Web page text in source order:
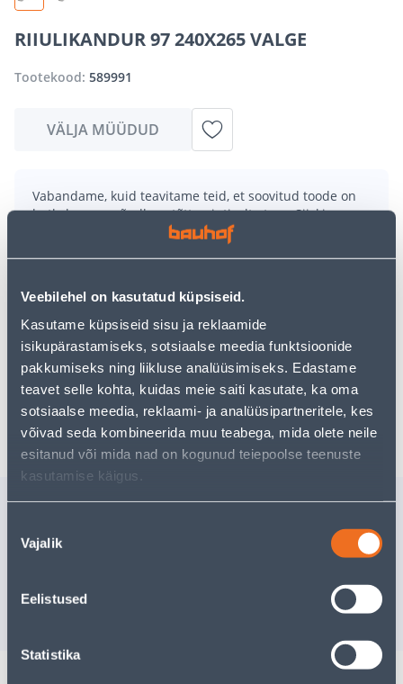
Veebilehel on kasutatud küpsiseid.
Kasutame küpsiseid sisu ja reklaamide
isikupärastamiseks, sotsiaalse meedia funktsioonide
pakkumiseks ning liikluse analüüsimiseks. Edastame
teavet selle kohta, kuidas meie saiti kasutate, ka oma
sotsiaalse meedia, reklaami- ja analüüsipartneritele, kes
võivad seda kombineerida muu teabega, mida olete neile
esitanud või mida nad on kogunud teiepoolse teenuste
kasutamise käigus.
valik
Vajalik
Eelistused
Statistika
RIIULIKANDUR 97 240X265 VALGE
Tootekood: 589991
VÄLJA MÜÜDUD
Vabandame, kuid teavitame teid, et soovitud toode on
hetkel suure nõudluse tõttu ajutiselt otsas. Siiski
pakume suurepäraseid alternatiive samast
, mis võivad teile sama palju rõõmu
uurimistööd saate jätkata, naastesavalehele
kasutades meie võimsat otsingufunktsiooni, et leida
veelgi meelepärasemad valikuid. Head ostlemist!
Tarne pole võimalik
Sarnased tooted
96MM